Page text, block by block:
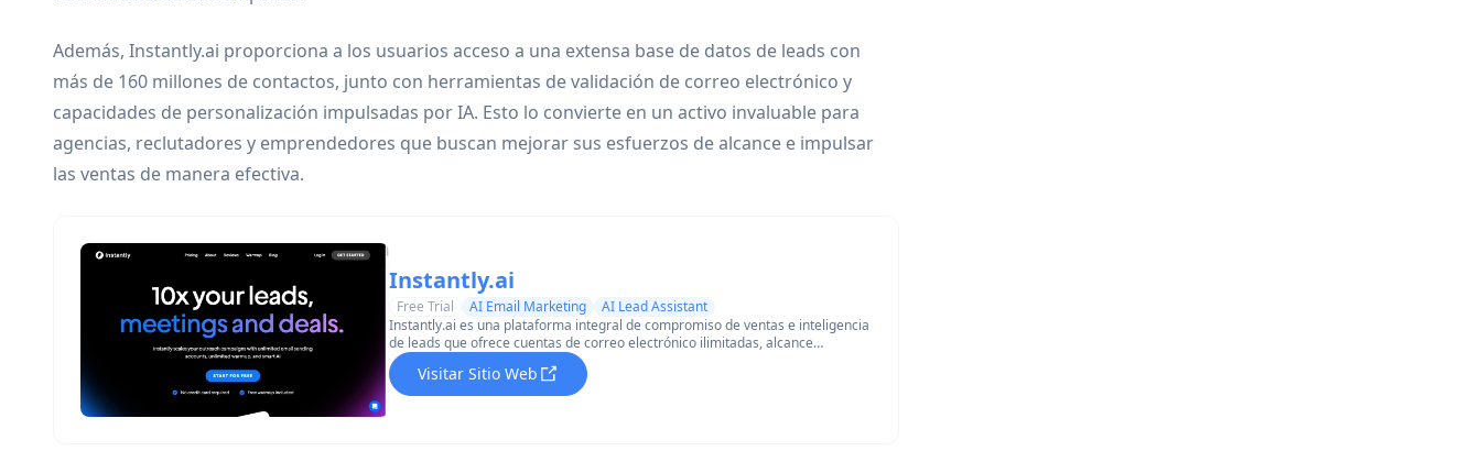
Además, Instantly.ai proporciona a los usuarios acceso a una extensa base de datos de leads con
más de 160 millones de contactos, junto con herramientas de validación de correo electrónico y
capacidades de personalización impulsadas por IA. Esto lo convierte en un activo invaluable para
agencias, reclutadores y emprendedores que buscan mejorar sus esfuerzos de alcance e impulsar
las ventas de manera efectiva.
Instantly.ai
Free Trial AI Email Marketing
AI Lead Assistant
Instantly.ai es una plataforma integral de compromiso de ventas e inteligencia
de leads que ofrece cuentas de correo electrónico ilimitadas, alcance
automatizado, optimización de entregabilidad y funciones impulsadas por IA
para escalar campañas de correo electrónico en frío.
Visitar Sitio Web